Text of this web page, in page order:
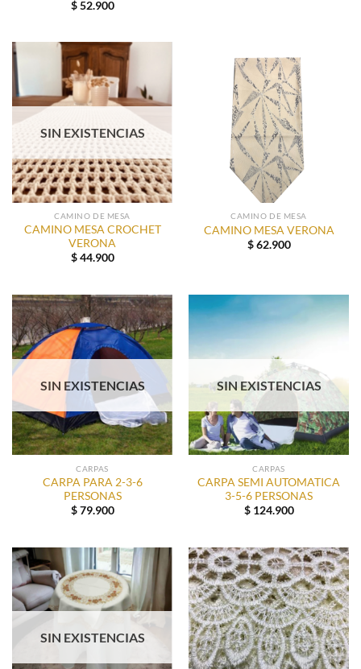
$52.900
SIN EXISTENCIAS
CAMINO DE MESA
CAMINO MESA CROCHET
VERONA
$44.900
CAMINO DE MESA
CAMINO MESA VERONA
$62.900
SIN EXISTENCIAS
CARPAS
CARPA PARA 2-3-6
PERSONAS
$79.900
SIN EXISTENCIAS
CARPAS
CARPA SEMI AUTOMATICA
3-5-6 PERSONAS
$124.900
SIN EXISTENCIAS